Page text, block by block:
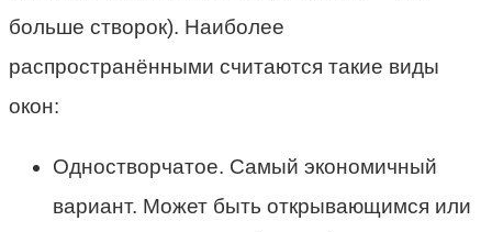
больше створок). Наиболее
распространёнными считаются такие виды
окон:
Одностворчатое. Самый экономичный
вариант. Может быть открывающимся или